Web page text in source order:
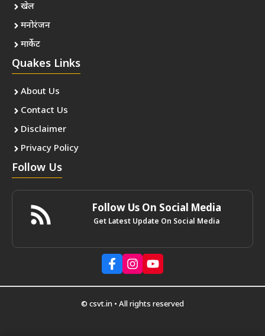
खेल
मनोरंजन
मार्केट
Quakes Links
About Us
Contact Us
Disclaimer
Privacy Policy
Follow Us
Follow Us On Social Media
Get Latest Update On Social Media
© csvt.in • All rights reserved